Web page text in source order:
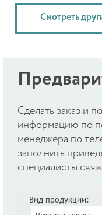
Смотреть
Cделать заказ и
информацию по
менеджера по
заполнить
специалисты
Вид продукции: